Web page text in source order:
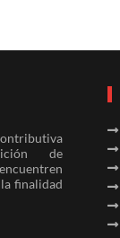
de
finalidad